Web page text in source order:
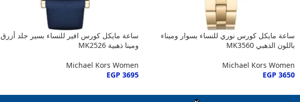
ساعة مايكل كورس نوري للنساء بسوار وميناء
باللون الذهبي MK3560
Michael Kors Women
EGP 3650
ساعة مايكل كورس افير للنساء بسير جلد أزرق
ومينا ذهبية MK2526
Michael Kors Women
EGP 3695